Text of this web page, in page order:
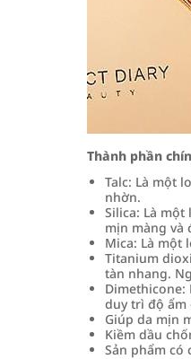
Thành phần
Talc: Là một
nhờn.
Silica: Là
mịn màng và
Mica: Là một
Titanium
tàn nhang.
duy trì độ ẩm
Giúp da mịn
Kiềm dầu
Sản phẩm có